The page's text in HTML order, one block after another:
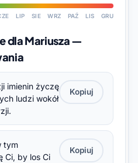
LIP SIE WRZ PAŹ LIS GRU
dla Mariusza —
imienin życzę
ludzi wokół
Kopiuj
tym
Ci, by los Ci
Kopiuj